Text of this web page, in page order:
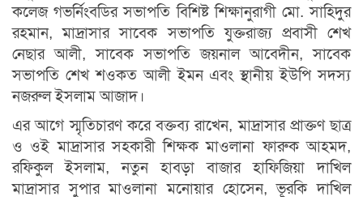
কলেজ গভর্নিংবডির সভাপতি বিশিষ্ট শিক্ষানুরাগী মো. সাহিদুর
রহমান, মাদ্রাসার সাবেক সভাপতি যুক্তরাজ্য প্রবাসী শেখ
নেছার আলী, সাবেক সভাপতি জয়নাল আবেদীন, সাবেক
সভাপতি শেখ শওকত আলী ইমন এবং স্থানীয় ইউপি সদস্য
নজরুল ইসলাম আজাদ।
এর আগে স্মৃতিচারণ করে বক্তব্য রাখেন, মাদ্রাসার প্রাক্তণ ছাত্র
ও ওই মাদ্রাসার সহকারী শিক্ষক মাওলানা ফারুক আহমদ,
রফিকুল ইসলাম, নতুন হাবড়া বাজার হাফিজিয়া দাখিল
মাদ্রাসার সুপার মাওলানা মনোয়ার হোসেন, ভূরকি দাখিল